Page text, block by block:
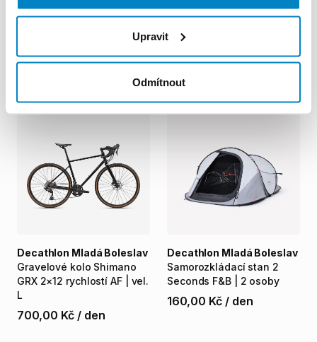
Upravit
Odmítnout
Horské kolo s hliníkovým
vel.
Decathlon Mladá Boleslav
Horské kolo s hliníkovým
rámem
Decathlon Mladá Boleslav
500,00 Kč /den
Gravelové kolo Shimano
GRX 2×12 rychlostí AF
vel.
L
Decathlon Mladá Boleslav
700,00 Kč / den
Samorozkládací stan 2
Seconds F&B 2 osoby
Decathlon Mladá Boleslav
160,00 Kč / den